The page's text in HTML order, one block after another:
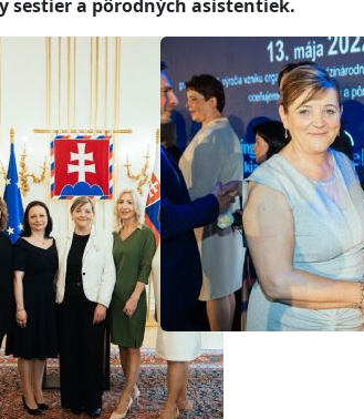
sestier a pôrodných asistentiek.